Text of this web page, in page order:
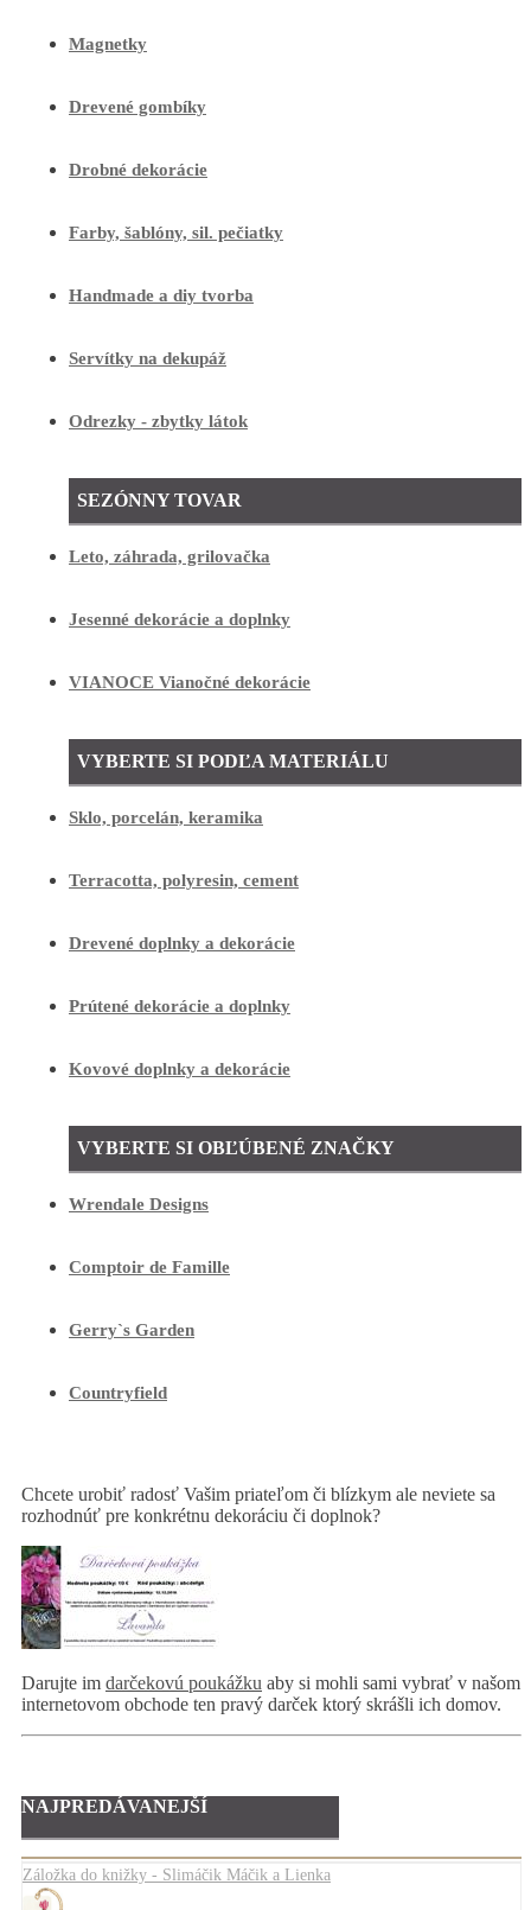
Magnetky
Drevené gombíky
Drobné dekorácie
Farby, šablóny, sil. pečiatky
Handmade a diy tvorba
Servítky na dekupáž
Odrezky - zbytky látok
SEZÓNNY TOVAR
Leto, záhrada, grilovačka
Jesenné dekorácie a doplnky
VIANOCE Vianočné dekorácie
VYBERTE SI PODĽA MATERIÁLU
Sklo, porcelán, keramika
Terracotta, polyresin, cement
Drevené doplnky a dekorácie
Prútené dekorácie a doplnky
Kovové doplnky a dekorácie
VYBERTE SI OBĽÚBENÉ ZNAČKY
Wrendale Designs
Comptoir de Famille
Gerry`s Garden
Countryfield
Chcete urobiť radosť Vašim priateľom či blízkym ale neviete sa
rozhodnúť pre konkrétnu dekoráciu či doplnok?
Darujte im darčekovú poukážku aby si mohli sami vybrať v našom
internetovom obchode ten pravý darček ktorý skrášli ich domov.
NAJPREDÁVANEJŠÍ
Záložka do knižky - Slimáčik Máčik a Lienka